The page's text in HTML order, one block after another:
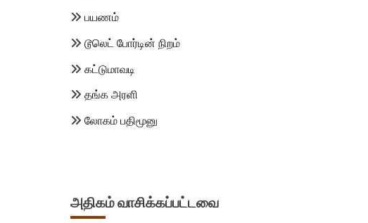
பயணம்
டூலெட் போர்டின் நிறம்
கட்டுமாவடி
தங்க அரளி
லோகம் பதிமூனு
அதிகம் வாசிக்கப்பட்டவை